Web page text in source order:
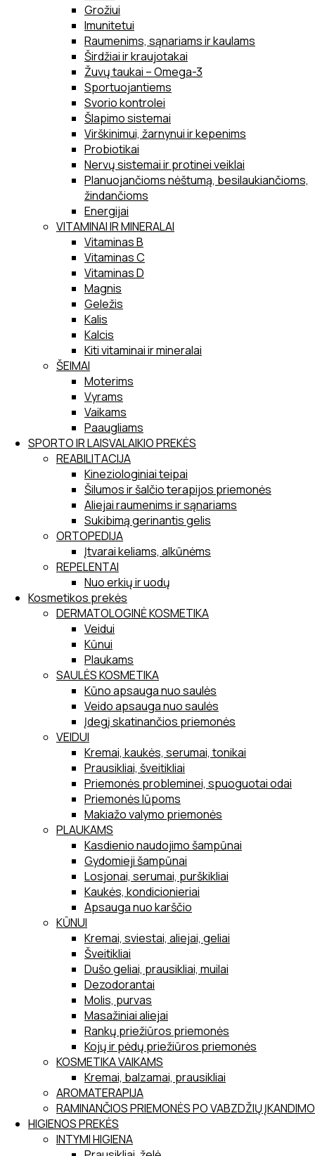
Grožiui
Imunitetui
Raumenims, sąnariams ir kaulams
Širdžiai ir kraujotakai
Žuvų taukai – Omega-3
Sportuojantiems
Svorio kontrolei
Šlapimo sistemai
Virškinimui, žarnynui ir kepenims
Probiotikai
Nervų sistemai ir protinei veiklai
Planuojančioms nėštumą, besilaukiančioms,
žindančioms
Energijai
VITAMINAI IR MINERALAI
Vitaminas B
Vitaminas C
Vitaminas D
Magnis
Geležis
Kalis
Kalcis
Kiti vitaminai ir mineralai
ŠEIMAI
Moterims
Vyrams
Vaikams
Paaugliams
SPORTO IR LAISVALAIKIO PREKĖS
REABILITACIJA
Kineziologiniai teipai
Šilumos ir šalčio terapijos priemonės
Aliejai raumenims ir sąnariams
Sukibimą gerinantis gelis
ORTOPEDIJA
Įtvarai keliams, alkūnėms
REPELENTAI
Nuo erkių ir uodų
Kosmetikos prekės
DERMATOLOGINĖ KOSMETIKA
Veidui
Kūnui
Plaukams
SAULĖS KOSMETIKA
Kūno apsauga nuo saulės
Veido apsauga nuo saulės
Įdegį skatinančios priemonės
VEIDUI
Kremai, kaukės, serumai, tonikai
Prausikliai, šveitikliai
Priemonės probleminei, spuoguotai odai
Priemonės lūpoms
Makiažo valymo priemonės
PLAUKAMS
Kasdienio naudojimo šampūnai
Gydomieji šampūnai
Losjonai, serumai, purškikliai
Kaukės, kondicionieriai
Apsauga nuo karščio
KŪNUI
Kremai, sviestai, aliejai, geliai
Šveitikliai
Dušo geliai, prausikliai, muilai
Dezodorantai
Molis, purvas
Masažiniai aliejai
Rankų priežiūros priemonės
Kojų ir pėdų priežiūros priemonės
KOSMETIKA VAIKAMS
Kremai, balzamai, prausikliai
AROMATERAPIJA
RAMINANČIOS PRIEMONĖS PO VABZDŽIŲ ĮKANDIMO
HIGIENOS PREKĖS
INTYMI HIGIENA